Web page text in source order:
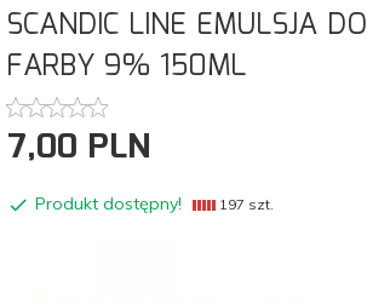
SCANDIC LINE EMULSJA DO
FARBY 9% 150ML
7,00 PLN
Produkt dostępny! 197 szt.